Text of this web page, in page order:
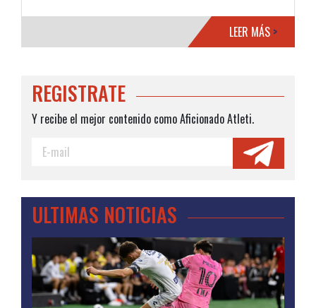
REGISTRATE
Y recibe el mejor contenido como Aficionado Atleti.
ULTIMAS NOTICIAS
LEER MÁS >